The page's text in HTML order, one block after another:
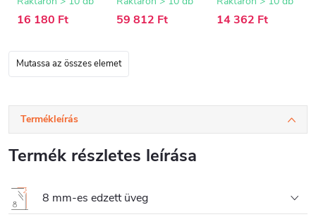
16 180 Ft 59 812 Ft 14 362 Ft
Mutassa az összes elemet
Termékleírás
Termék részletes leírása
8 mm-es edzett üveg